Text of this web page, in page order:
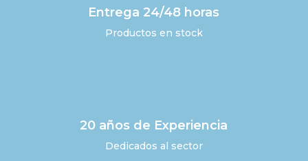
Entrega 24/48 horas
Productos en stock
20 años de Experiencia
Dedicados al sector